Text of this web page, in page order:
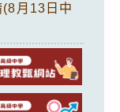
月13日中